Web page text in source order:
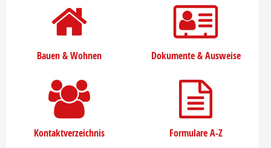
Bauen & Wohnen Dokumente & Ausweise
Kontaktverzeichnis Formulare A-Z